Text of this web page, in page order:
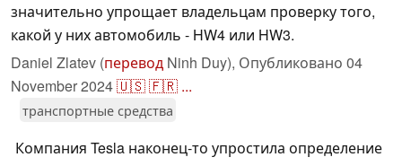
значительно упрощает владельцам проверку того,
какой у них автомобиль - HW4 или HW3.
Daniel Zlatev (перевод Ninh Duy), Опубликовано 04
November 2024🇺🇸🇫🇷 ...
транспортные средства
Компания Tesla наконец-то упростила определение